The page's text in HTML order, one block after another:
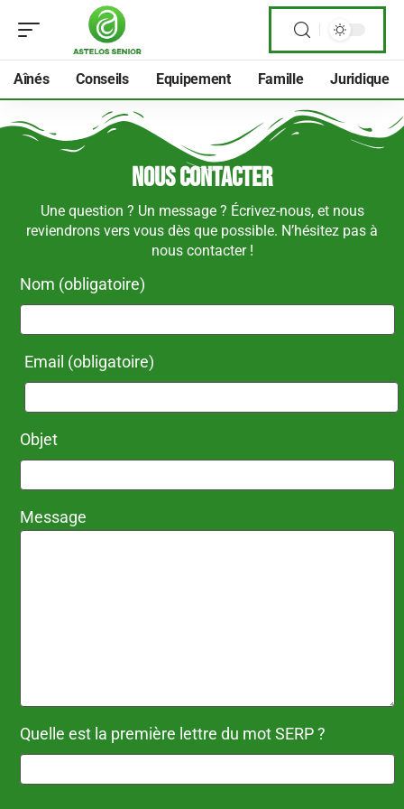
Aînés Conseils Equipement Famille Juridique
Nous contacter
Une question ? Un message ? Écrivez-nous, et nous
reviendrons vers vous dès que possible. N’hésitez pas à
nous contacter !
Nom (obligatoire)
Email (obligatoire)
Objet
Message
Quelle est la première lettre du mot SERP ?